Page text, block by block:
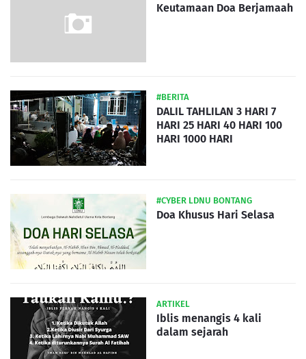
Keutamaan Doa Berjamaah
#BERITA
DALIL TAHLILAN 3 HARI 7
HARI 25 HARI 40 HARI 100
HARI 1000 HARI
#CYBER LDNU BONTANG
Doa Khusus Hari Selasa
ARTIKEL
Iblis menangis 4 kali
dalam sejarah